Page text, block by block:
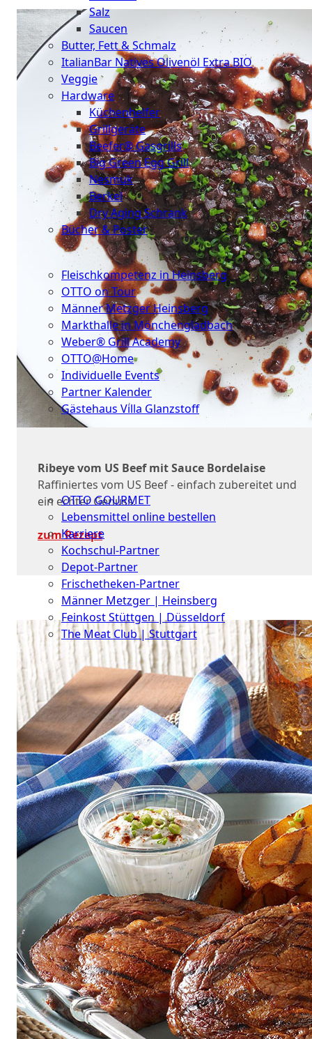
Salz
Saucen
Butter, Fett & Schmalz
ItalianBar Natives Olivenöl Extra BIO
Veggie
Hardware
Küchenhelfer
Grillgeräte
Beefer® Gasgrills
Big Green Egg Grill
Nesmuk
Berkel
Dry Aging Schrank
Bücher & Poster
Events
Fleischkompetenz in Heinsberg
OTTO on Tour
Männer Metzger Heinsberg
Markthalle in Mönchengladbach
Weber® Grill Academy
OTTO@Home
Individuelle Events
Partner Kalender
Gästehaus Villa Glanzstoff
Über
uns
OTTO GOURMET
Lebensmittel online bestellen
Karriere
Kochschul-Partner
Depot-Partner
Frischetheken-Partner
Männer Metzger | Heinsberg
Feinkost Stüttgen | Düsseldorf
The Meat Club | Stuttgart
Geschäftskunden
Ribeye vom US Beef mit Sauce Bordelaise
Raffiniertes vom US Beef - einfach zubereitet und
ein echter Genuss.
zum Rezept